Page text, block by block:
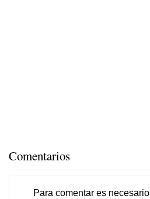
Comentarios
Para comentar es necesario